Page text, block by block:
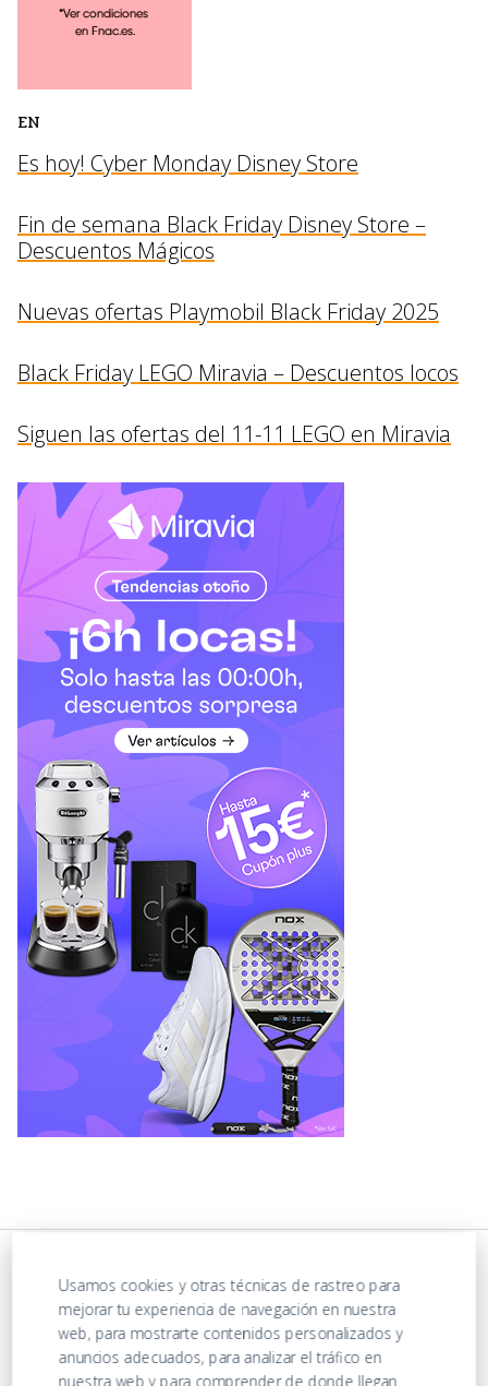
EN
Es hoy! Cyber Monday Disney Store
Fin de semana Black Friday Disney Store –
Descuentos Mágicos
Nuevas ofertas Playmobil Black Friday 2025
Black Friday LEGO Miravia – Descuentos locos
Siguen las ofertas del 11-11 LEGO en Miravia
Usamos cookies y otras técnicas de rastreo para
mejorar tu experiencia de navegación en nuestra
web, para mostrarte contenidos personalizados y
anuncios adecuados, para analizar el tráfico en
nuestra web y para comprender de donde llegan